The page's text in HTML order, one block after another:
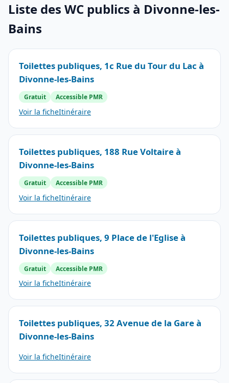
Liste des WC publics à Divonne-les-
Bains
Toilettes publiques, 1c Rue du Tour du Lac à
Divonne-les-Bains
Gratuit Accessible PMR
Voir la ficheItinéraire
Toilettes publiques, 188 Rue Voltaire à
Divonne-les-Bains
Gratuit Accessible PMR
Voir la ficheItinéraire
Toilettes publiques, 9 Place de l'Eglise à
Divonne-les-Bains
Gratuit Accessible PMR
Voir la ficheItinéraire
Toilettes publiques, 32 Avenue de la Gare à
Divonne-les-Bains
Voir la ficheItinéraire